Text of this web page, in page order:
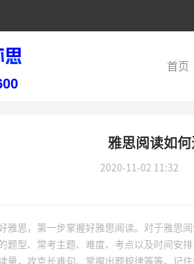
首页
雅思阅读如
2020-11-02 11:32
雅思，第一步掌握好雅思阅读。对于雅思
题型、常考主题、难度、考点以及时间安
量，攻克长难句、掌握出题规律等等。记住